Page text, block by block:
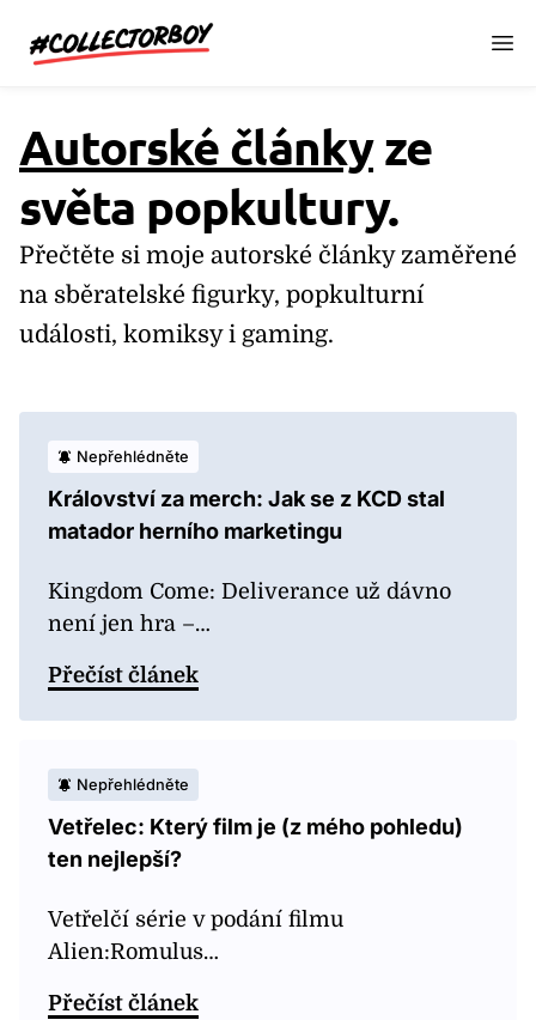
Autorské článkyze
světa popkultury.
Přečtěte si moje autorské články zaměřené
na sběratelské figurky, popkulturní
události, komiksy i gaming.
Nepřehlédněte
Království za merch: Jak se z KCD stal
matador herního marketingu
Kingdom Come: Deliverance už dávno
není jen hra –…
Přečíst článek
Nepřehlédněte
Vetřelec: Který film je (z mého pohledu)
ten nejlepší?
Vetřelčí série v podání filmu
Alien:Romulus…
Přečíst článek